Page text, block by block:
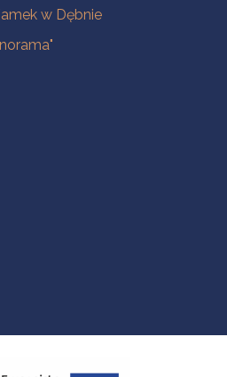
w Dębnie